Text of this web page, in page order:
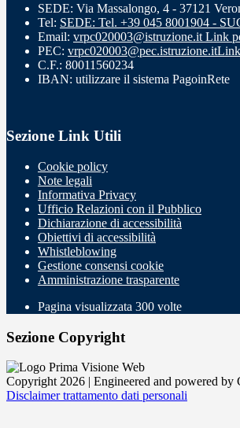
SEDE: Via Massalongo, 4 - 37121
Tel: SEDE: Tel. +39 045 8001904 -
Email: vrpc020003@istruzione.it Link
PEC: vrpc020003@pec.istruzione.it
C.F.: 80011560234
IBAN: utilizzare il sistema PagoinRete
Sezione Link Utili
Cookie policy
Note legali
Informativa Privacy
Ufficio Relazioni con il Pubblico
Dichiarazione di accessibilità
Obiettivi di accessibilità
Whistleblowing
Gestione consensi cookie
Amministrazione trasparente
Pagina visualizzata 300 volte
Sezione Copyright
Copyright 2026 | Engineered and powered
Disclaimer trattamento dati personali